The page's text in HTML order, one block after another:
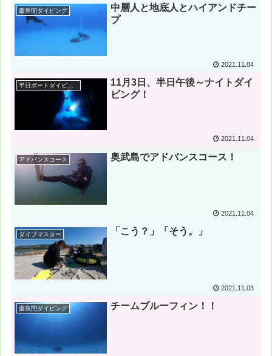
慶良間ダイビング
中層人と地底人とハイアンドチー
プ
2021.11.04
半日ボートダイビング
11月3日、半日午後～ナイトダイ
ビング！
2021.11.04
アドバンスコース 奥武島でアドバンスコース！
2021.11.04
ダイブマスター 「こう？」「そう。」
2021.11.03
慶良間ダイビング チームブルーフィン！！